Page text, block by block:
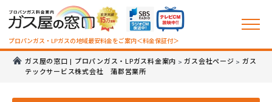
プロパンガス・LPガスの地域最安料金をご案内＜料金保証付＞
ガス屋の窓口 | プロパンガス・LPガス料金案内 >ガス会社ページ > ガス
テックサービス株式会社 蒲郡営業所